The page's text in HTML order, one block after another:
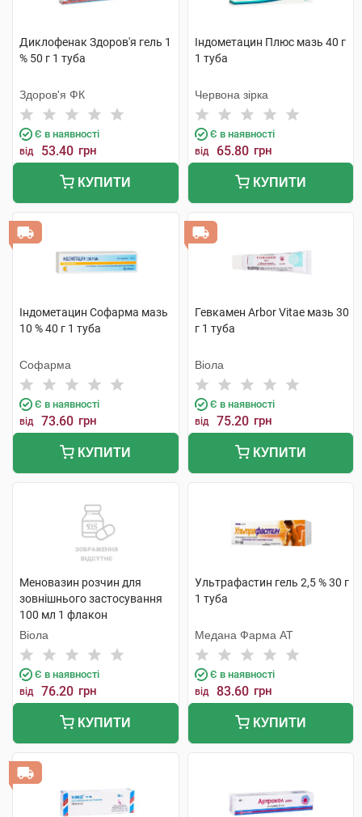
Диклофенак Здоров'я гель 1
% 50 г 1 туба
Здоров'я ФК
Є в наявності
від 53.40 грн
КУПИТИ
Індометацин Плюс мазь 40 г
1 туба
Червона зірка
Є в наявності
від 65.80 грн
КУПИТИ
Індометацин Софарма мазь
10 % 40 г 1 туба
Софарма
Є в наявності
від 73.60 грн
КУПИТИ
Гевкамен Arbor Vitae мазь 30
г 1 туба
Віола
Є в наявності
від 75.20 грн
КУПИТИ
Меновазин розчин для
зовнішнього застосування
100 мл 1 флакон
Віола
Є в наявності
від 76.20 грн
КУПИТИ
Ультрафастин гель 2,5 % 30 г
1 туба
Медана Фарма АТ
Є в наявності
від 83.60 грн
КУПИТИ